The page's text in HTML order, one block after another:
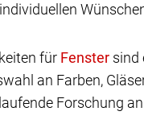
für
sind
an Farben,
Forschung